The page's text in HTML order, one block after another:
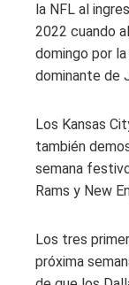
la NFL al
2022 cuando
domingo por
dominante de
Los Kansas
también
semana
Rams y New
Los tres
próxima